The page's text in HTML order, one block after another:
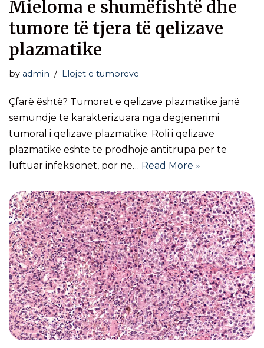
Mieloma e shumëfishtë dhe
tumore të tjera të qelizave
plazmatike
by admin Llojet e tumoreve
Çfarë është? Tumoret e qelizave plazmatike janë
sëmundje të karakterizuara nga degjenerimi
tumoral i qelizave plazmatike. Roli i qelizave
plazmatike është të prodhojë antitrupa për të
luftuar infeksionet, por në… Read More »